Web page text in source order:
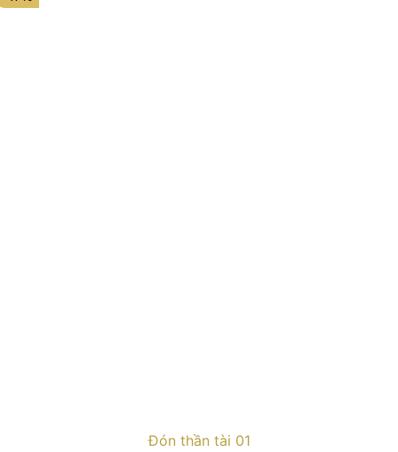
Đón thần tài 01